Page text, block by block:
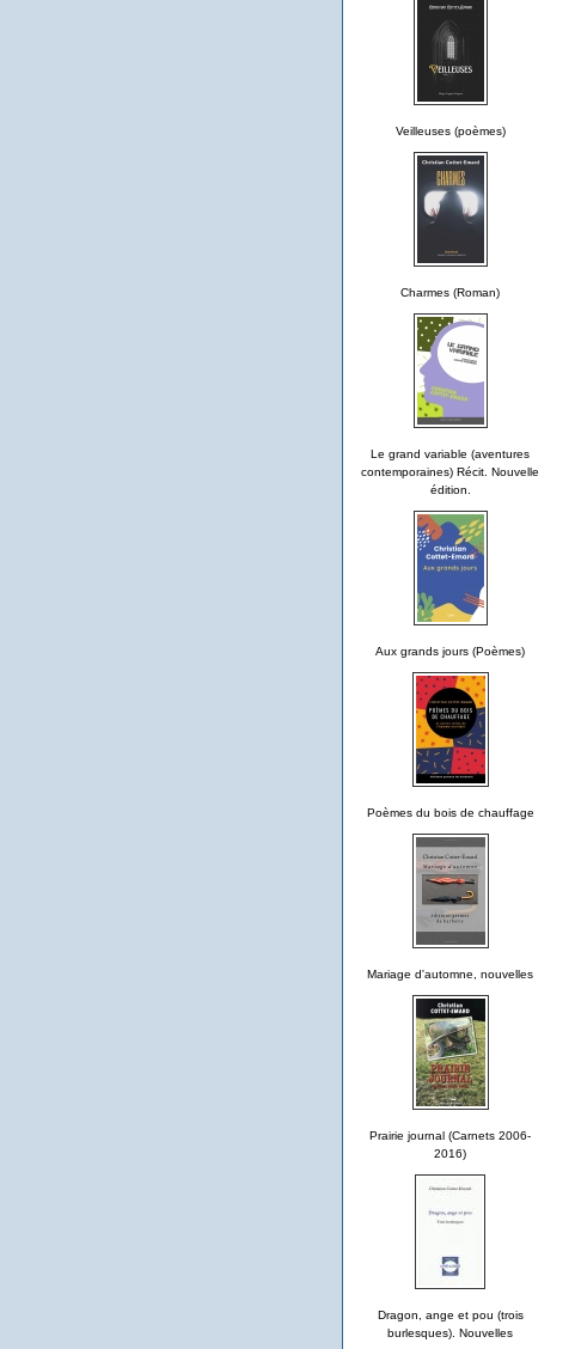
Veilleuses (poèmes)
Charmes (Roman)
Le grand variable (aventures
contemporaines) Récit. Nouvelle
édition.
Aux grands jours (Poèmes)
Poèmes du bois de chauffage
Mariage d'automne, nouvelles
Prairie journal (Carnets 2006-
2016)
Dragon, ange et pou (trois
burlesques). Nouvelles